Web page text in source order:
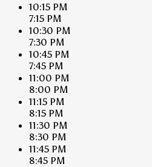
10:15 PM
7:15 PM
10:30 PM
7:30 PM
10:45 PM
7:45 PM
11:00 PM
8:00 PM
11:15 PM
8:15 PM
11:30 PM
8:30 PM
11:45 PM
8:45 PM